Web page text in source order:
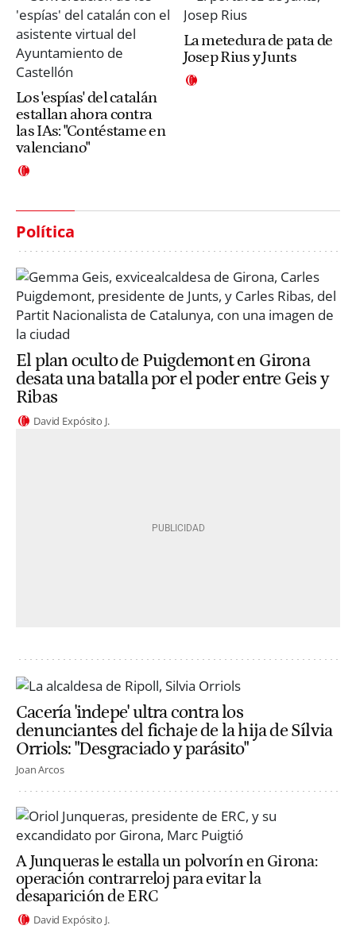
Los 'espías' del catalán
estallan ahora contra
las IAs: "Contéstame en
valenciano"
La metedura de pata de
Josep Rius y Junts
Política
El plan oculto de Puigdemont en Girona
desata una batalla por el poder entre Geis y
Ribas
David Expósito J.
Cacería 'indepe' ultra contra los
denunciantes del fichaje de la hija de Sílvia
Orriols: "Desgraciado y parásito"
Joan Arcos
A Junqueras le estalla un polvorín en Girona:
operación contrarreloj para evitar la
desaparición de ERC
David Expósito J.